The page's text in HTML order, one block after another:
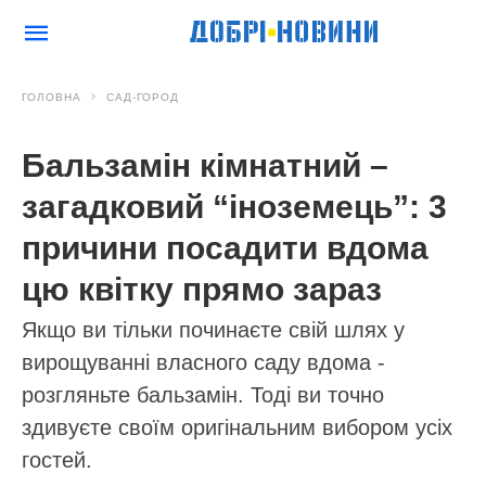
ГОЛОВНА САД-ГОРОД
Бальзамін кімнатний –
загадковий “іноземець”: 3
причини посадити вдома
цю квітку прямо зараз
Якщо ви тільки починаєте свій шлях у
вирощуванні власного саду вдома -
розгляньте бальзамін. Тоді ви точно
здивуєте своїм оригінальним вибором усіх
гостей.